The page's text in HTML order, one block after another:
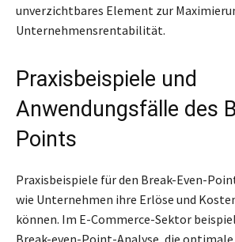
unverzichtbares Element zur
Unternehmensrentabilität.
Praxisbeispiele und
Anwendungsfälle des
Points
Praxisbeispiele für den Break-Even-
wie Unternehmen ihre Erlöse und
können. Im E-Commerce-Sektor
Break-even-Point-Analyse, die